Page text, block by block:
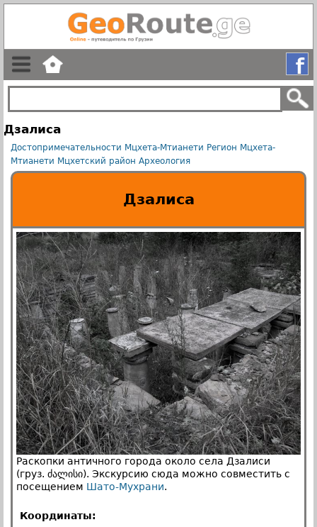
Дзалиса
Достопримечательности Мцхета-Мтианети Регион Мцхета-
Мтианети Мцхетский район Археология
Дзалиса
Раскопки античного города около села Дзалиси
(груз. ძალისი). Экскурсию сюда можно совместить с
посещением Шато-Мухрани.
Координаты: